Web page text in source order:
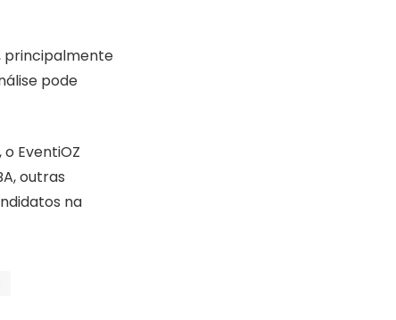
principalmente
pode
EventiOZ
outras
na